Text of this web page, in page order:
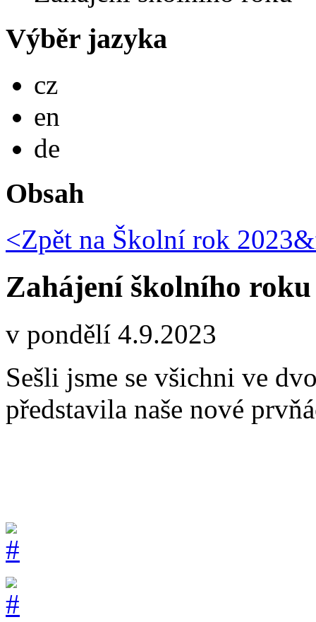
Výběr jazyka
cz
en
de
Obsah
<Zpět na Školní rok
Zahájení školního roku
v pondělí 4.9.2023
Sešli jsme se všichni ve
představila naše nové